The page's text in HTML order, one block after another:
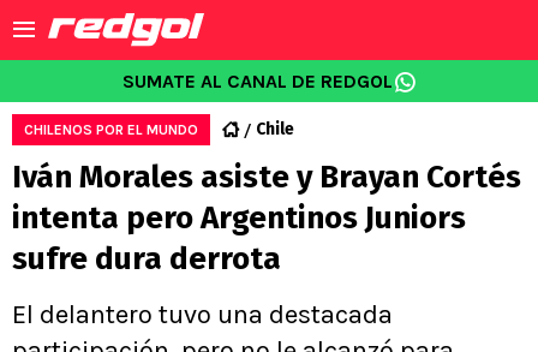
SUMATE AL CANAL DE REDGOL
CHILENOS POR EL MUNDO Chile
Iván Morales asiste y Brayan Cortés
intenta pero Argentinos Juniors
sufre dura derrota
El delantero tuvo una destacada